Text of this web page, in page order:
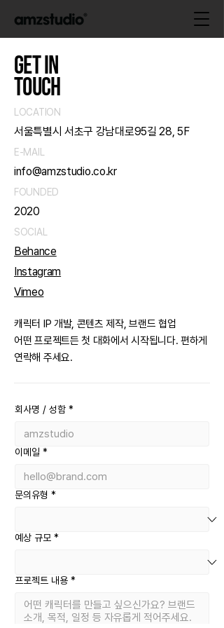
GET IN
TOUCH
LOCATION
서울특별시 서초구 강남대로95길 28, 5F
E-MAIL
info@amzstudio.co.kr
FOUNDED
2020
SOCIAL
Behance
Instagram
Vimeo
캐릭터 IP 개발, 콘텐츠 제작, 브랜드 협업
어떤 프로젝트든 첫 대화에서 시작됩니다. 편하게
연락해 주세요.
회사명 / 성함 *
이메일 *
문의유형 *
예상 규모 *
프로젝트 내용 *